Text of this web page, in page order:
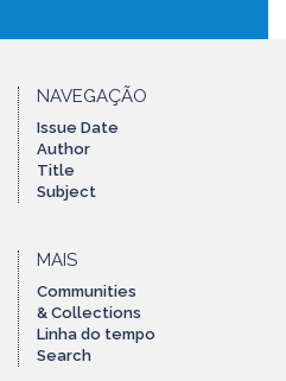
NAVEGAÇÃO
Issue Date
Author
Title
Subject
MAIS
Communities
& Collections
Linha do tempo
Search